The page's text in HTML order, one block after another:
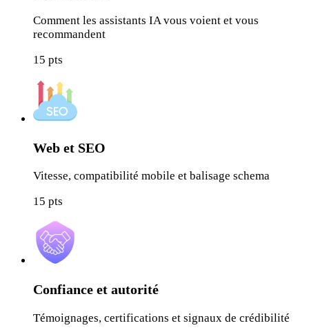
Comment les assistants IA vous voient et vous
recommandent
15 pts
Web et SEO
Vitesse, compatibilité mobile et balisage schema
15 pts
Confiance et autorité
Témoignages, certifications et signaux de crédibilité